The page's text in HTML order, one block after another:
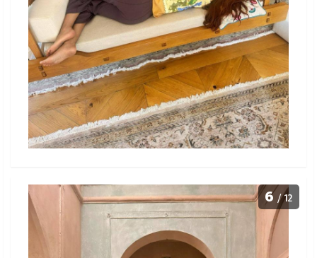
6/ 12